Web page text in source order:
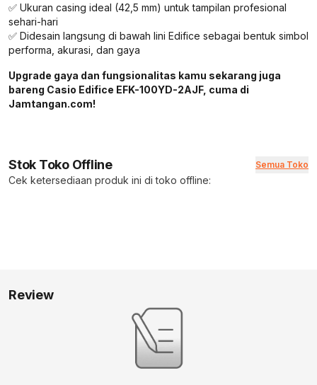
✅ Ukuran casing ideal (42,5 mm) untuk tampilan profesional
sehari-hari
✅ Didesain langsung di bawah lini Edifice sebagai bentuk simbol
performa, akurasi, dan gaya
Upgrade gaya dan fungsionalitas kamu sekarang juga
bareng Casio Edifice EFK-100YD-2AJF, cuma di
Jamtangan.com!
Stok Toko Offline Semua Toko
Cek ketersediaan produk ini di toko offline:
Review